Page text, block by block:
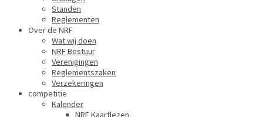
Standen
Reglementen
Over de NRF
Wat wij doen
NRF Bestuur
Verenigingen
Reglementszaken
Verzekeringen
competitie
Kalender
NRF Kaartlezen